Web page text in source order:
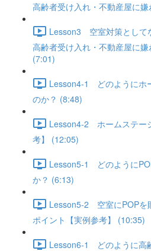
高齢者受け入れ・不動産屋に
Lesson3 空室対策として
高齢者受け入れ・不動産屋に
(7:01)
Lesson4-1 どのようにホ
のか？ (8:48)
Lesson4-2 ホームステー
考】 (12:05)
Lesson5-1 どのように
か？ (6:13)
Lesson5-2 空室にPOPを
ポイント【実例参考】 (10:35)
Lesson6-1 どのように高